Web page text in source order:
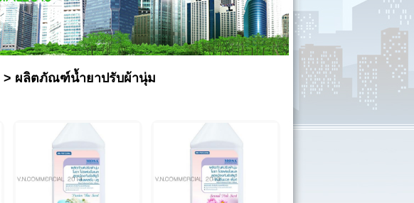
> ผลิตภัณฑ์น้ำยาปรับผ้านุ่ม